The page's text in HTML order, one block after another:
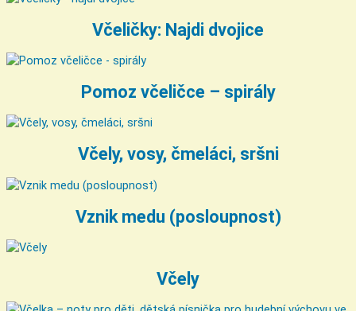
Včeličky: Najdi dvojice
Pomoz včeličce – spirály
Včely, vosy, čmeláci, sršni
Vznik medu (posloupnost)
Včely